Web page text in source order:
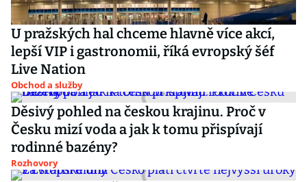
U pražských hal chceme hlavně více akcí,
lepší VIP i gastronomii, říká evropský šéf
Live Nation
Obchod a služby
Děsivý pohled na českou krajinu. Proč v
Česku mizí voda a jak k tomu přispívají
rodinné bazény?
Rozhovory